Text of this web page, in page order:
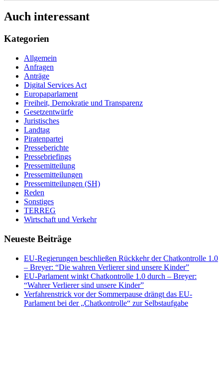
Auch interessant
Kategorien
Allgemein
Anfragen
Anträge
Digital Services Act
Europaparlament
Freiheit, Demokratie und Transparenz
Gesetzentwürfe
Juristisches
Landtag
Piratenpartei
Presseberichte
Pressebriefings
Pressemitteilung
Pressemitteilungen
Pressemitteilungen (SH)
Reden
Sonstiges
TERREG
Wirtschaft und Verkehr
Neueste Beiträge
EU-Regierungen beschließen Rückkehr der Chatkontrolle 1.0
– Breyer: “Die wahren Verlierer sind unsere Kinder”
EU-Parlament winkt Chatkontrolle 1.0 durch – Breyer:
“Wahrer Verlierer sind unsere Kinder”
Verfahrenstrick vor der Sommerpause drängt das EU-
Parlament bei der „Chatkontrolle“ zur Selbstaufgabe